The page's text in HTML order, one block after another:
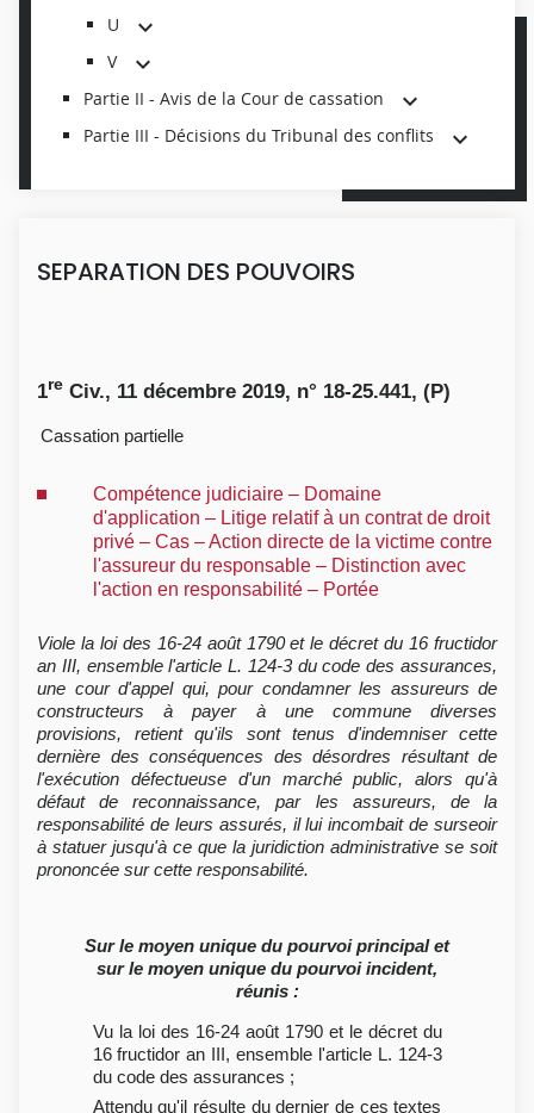
U
V
Partie II - Avis de la Cour de cassation
Partie III - Décisions du Tribunal des conflits
SEPARATION DES POUVOIRS
1re Civ., 11 décembre 2019, n° 18-25.441, (P)
Cassation partielle
Compétence judiciaire – Domaine
d'application – Litige relatif à un contrat de droit
privé – Cas – Action directe de la victime contre
l'assureur du responsable – Distinction avec
l'action en responsabilité – Portée
Viole la loi des 16-24 août 1790 et le décret du 16 fructidor
an III, ensemble l'article L. 124-3 du code des assurances,
une cour d'appel qui, pour condamner les assureurs de
constructeurs à payer à une commune diverses
provisions, retient qu'ils sont tenus d'indemniser cette
dernière des conséquences des désordres résultant de
l'exécution défectueuse d'un marché public, alors qu'à
défaut de reconnaissance, par les assureurs, de la
responsabilité de leurs assurés, il lui incombait de surseoir
à statuer jusqu'à ce que la juridiction administrative se soit
prononcée sur cette responsabilité.
Sur le moyen unique du pourvoi principal et
sur le moyen unique du pourvoi incident,
réunis :
Vu la loi des 16-24 août 1790 et le décret du
16 fructidor an III, ensemble l'article L. 124-3
du code des assurances ;
Attendu qu'il résulte du dernier de ces textes